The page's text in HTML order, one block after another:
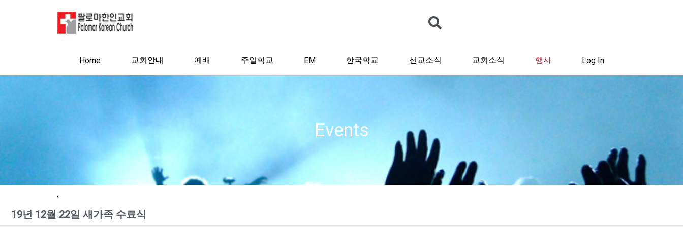
Home 교회안내 예배 주일학교 EM 한국학교 선교소식 교회소식 행사 Log In
Events
.
19년 12월 22일 새가족 수료식